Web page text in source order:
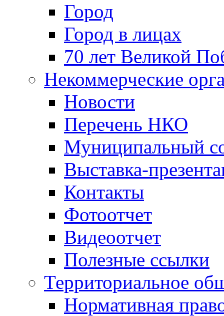
Город
Город в лицах
70 лет Великой
Некоммерческие
Новости
Перечень НКО
Муниципальный
Выставка-
Контакты
Фотоотчет
Видеоотчет
Полезные ссылки
Территориальное
Нормативная